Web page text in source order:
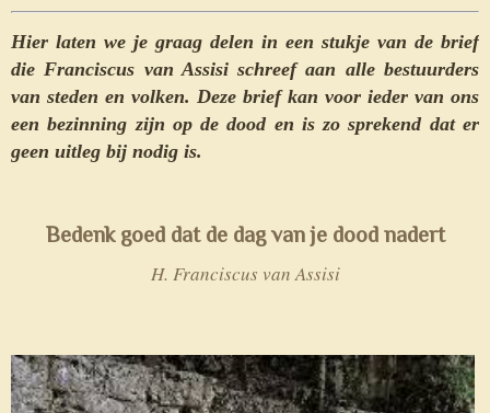
Hier laten we je graag delen in een stukje van de brief
die Franciscus van Assisi schreef aan alle bestuurders
van steden en volken. Deze brief kan voor ieder van ons
een bezinning zijn op de dood en is zo sprekend dat er
geen uitleg bij nodig is.
Bedenk goed dat de dag van je dood nadert
H. Franciscus van Assisi